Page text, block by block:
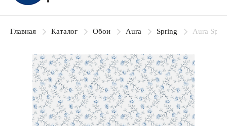
Главная Каталог Обои Aura Spring Aura